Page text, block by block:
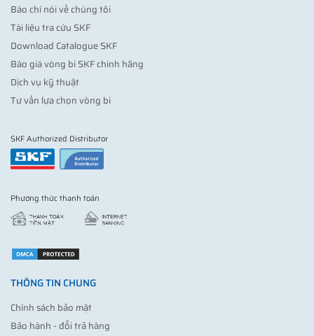
Báo chí nói về chúng tôi
Tài liệu tra cứu SKF
Download Catalogue SKF
Báo giá vòng bi SKF chính hãng
Dịch vụ kỹ thuật
Tư vấn lựa chọn vòng bi
SKF Authorized Distributor
Phương thức thanh toán
THÔNG TIN CHUNG
Chính sách bảo mật
Bảo hành - đổi trả hàng